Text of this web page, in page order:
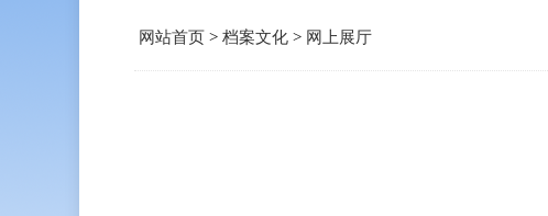
网站首页 > 档案文化 > 网上展厅